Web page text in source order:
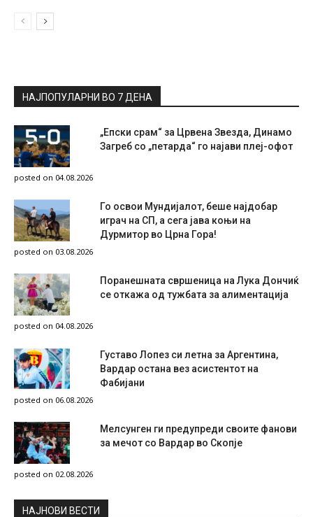
НАЈПОПУЛАРНИ ВО 7 ДЕНА
„Епски срам“ за Црвена Звезда, Динамо
Загреб со „петарда“ го најави плеј-офот
posted on 04.08.2026
Го освои Мундијалот, беше најдобар
играч на СП, а сега јава коњи на
Дурмитор во Црна Гора!
posted on 03.08.2026
Поранешната свршеница на Лука Дончиќ
се откажа од тужбата за алиментација
posted on 04.08.2026
Густаво Лопез си летна за Аргентина,
Вардар остана вез асистентот на
Фабијани
posted on 06.08.2026
Мелсунген ги предупреди своите фанови
за мечот со Вардар во Скопје
posted on 02.08.2026
НAЈНОВИ ВЕСТИ